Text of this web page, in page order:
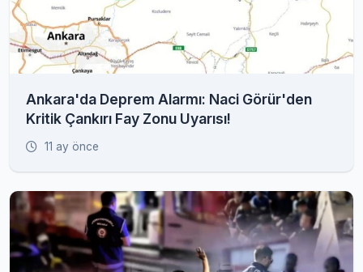
Ankara'da Deprem Alarmı: Naci Görür'den
Kritik Çankırı Fay Zonu Uyarısı!
11 ay önce